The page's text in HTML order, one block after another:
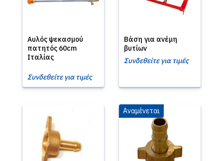
Αυλός ψεκασμού
πατητός 60cm
Ιταλίας
Συνδεθείτε για τιμές
Βάση για ανέμη
βυτίων
Συνδεθείτε για τιμές
Αναμένεται